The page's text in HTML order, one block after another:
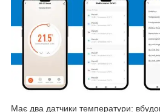
Має два датчики температури: